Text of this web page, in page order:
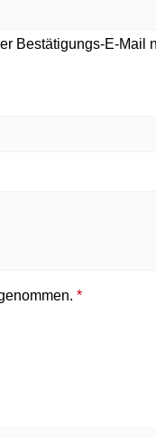
Bestätigungs-E-Mail
*